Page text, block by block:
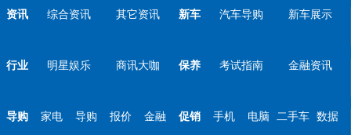
资讯 综合资讯 其它资讯 新车 汽车导购 新车展示
行业 明星娱乐 商讯大咖 保养 考试指南 金融资讯
导购 家电 导购 报价 金融 促销 手机 电脑 二手车 数据